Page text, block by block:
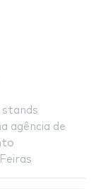
agência de